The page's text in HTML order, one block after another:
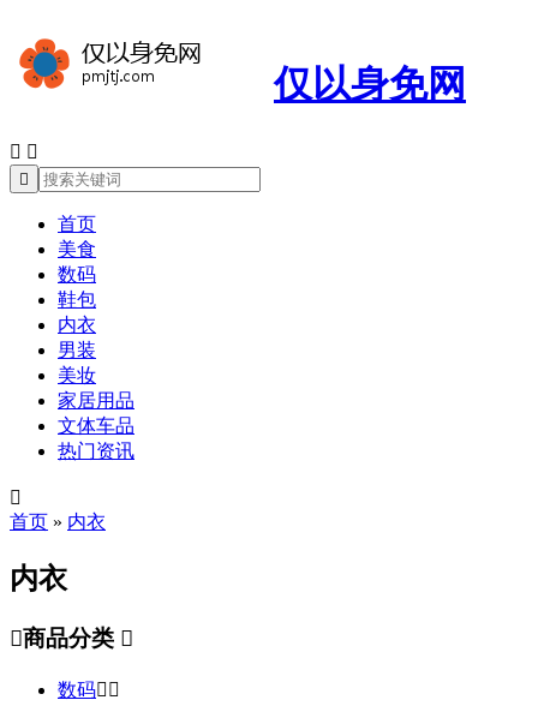
仅以身免网
 

首页
美食
数码
鞋包
内衣
男装
美妆
家居用品
文体车品
热门资讯

首页 » 内衣
内衣
商品分类 
数码 